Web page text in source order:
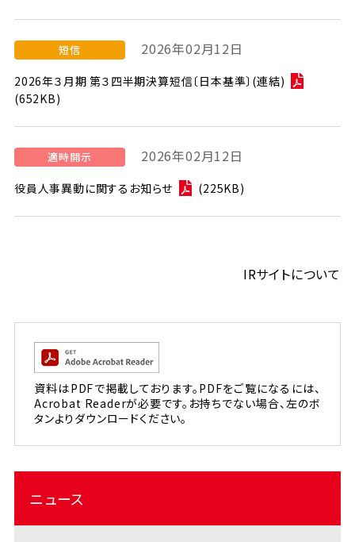
2026年02月12日
2026年３月期 第３四半期決算短信〔日本基準〕(連結)
(652KB)
2026年02月12日
役員人事異動に関するお知らせ (225KB)
IRサイトについて
資料はPDFで掲載しております。PDFをご覧になるには、
Acrobat Readerが必要です。お持ちでない場合、左のボ
タンよりダウンロードください。
ニュース